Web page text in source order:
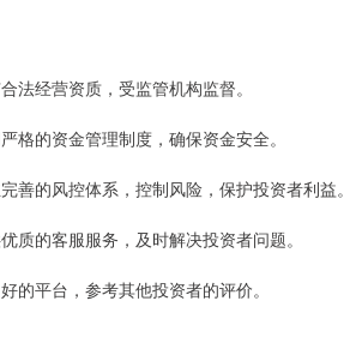
法经营资质，受监管机构监督。
格的资金管理制度，确保资金安全。
善的风控体系，控制风险，保护投资者利益。
质的客服服务，及时解决投资者问题。
的平台，参考其他投资者的评价。